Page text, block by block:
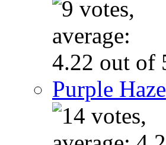
Purple Haze